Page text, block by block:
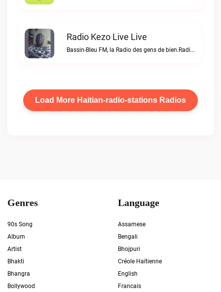
Radio Kezo Live Live
Bassin-Bleu FM, la Radio des gens de bien.Radio Kezo Live live
Load More Haitian-radio-stations Radios
Genres
90s Song
Album
Artist
Bhakti
Bhangra
Bollywood
Language
Assamese
Bengali
Bhojpuri
Créole Haïtienne
English
Francais